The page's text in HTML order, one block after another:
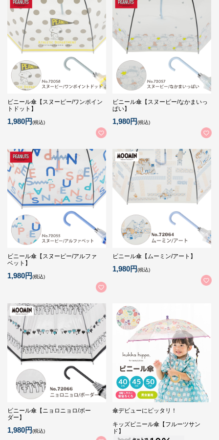
ビニール傘【スヌーピー/ワンポイン
トドット】
1,980円(税込)
ビニール傘【スヌーピー/なかまいっ
ぱい】
1,980円(税込)
ビニール傘【スヌーピー/アルファ
ベット】
1,980円(税込)
ビニール傘【ムーミン/アート】
1,980円(税込)
ビニール傘【ニョロニョロ/ボー
ダー】
1,980円(税込)
傘デビューにピッタリ！
キッズビニール傘【フルーツサン
ド】